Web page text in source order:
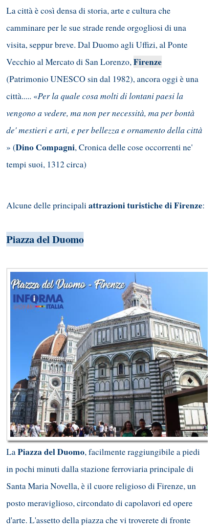
La città è così densa di storia, arte e cultura che
camminare per le sue strade rende orgogliosi di una
visita, seppur breve. Dal Duomo agli Uffizi, al Ponte
Vecchio al Mercato di San Lorenzo,Firenze
(Patrimonio UNESCO sin dal 1982), ancora oggi è una
città..... «Per la quale cosa molti di lontani paesi la
vengono a vedere, ma non per necessità, ma per bontà
de' mestieri e arti, e per bellezza e ornamento della città
» (Dino Compagni, Cronica delle cose occorrenti ne'
tempi suoi, 1312 circa)
Alcune delle principali attrazioni turistiche di Firenze:
Piazza del Duomo
LaPiazza del Duomo, facilmente raggiungibile a piedi
in pochi minuti dalla stazione ferroviaria principale di
Santa Maria Novella, è il cuore religioso di Firenze, un
posto meraviglioso, circondato di capolavori ed opere
d'arte. L'assetto della piazza che vi troverete di fronte